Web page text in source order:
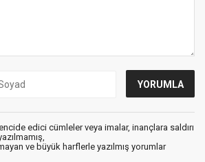
edici cümleler veya imalar, inançlara saldırı
ve büyük harflerle yazılmış yorumlar